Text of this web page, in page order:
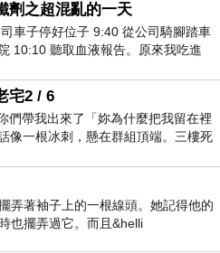
到台北電影獎最大獎─百萬
年《金城小子》、2011年
的禮物─小林滅村事件首部
旅行》)，《築巢人》同時
山》得到1999年金馬獎最
球孩子》入圍金馬獎最佳
遙遠星球的孩子》更拿下
目、非戲劇節目類導演三
《遙遠星球的孩子》後再
遙遠星球》的正面，《築
閉兒子的壓力，如『巢』
劑之超混亂的一天
車子停好位子 9:40 從公司騎腳踏車
10:10 聽取血液報告。原來我吃進
保並非沒有吸收而是超
宅2 / 6
們帶我出來了「妳為什麼把我留在裡
像一根冰刺，懸在群組頂端。三樓死
的人。那個人確實站在
弄著袖子上的一根線頭。她記得他的
也擺弄過它。而且&helli